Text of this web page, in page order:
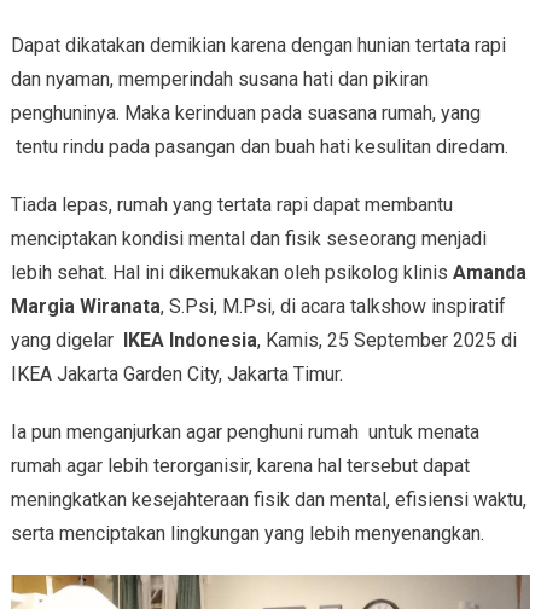
Dapat dikatakan demikian karena dengan hunian tertata rapi
dan nyaman, memperindah susana hati dan pikiran
penghuninya. Maka kerinduan pada suasana rumah, yang
tentu rindu pada pasangan dan buah hati kesulitan diredam.
Tiada lepas, rumah yang tertata rapi dapat membantu
menciptakan kondisi mental dan fisik seseorang menjadi
lebih sehat. Hal ini dikemukakan oleh psikolog klinis Amanda
Margia Wiranata, S.Psi, M.Psi, di acara talkshow inspiratif
yang digelar IKEA Indonesia, Kamis, 25 September 2025 di
IKEA Jakarta Garden City, Jakarta Timur.
Ia pun menganjurkan agar penghuni rumah untuk menata
rumah agar lebih terorganisir, karena hal tersebut dapat
meningkatkan kesejahteraan fisik dan mental, efisiensi waktu,
serta menciptakan lingkungan yang lebih menyenangkan.